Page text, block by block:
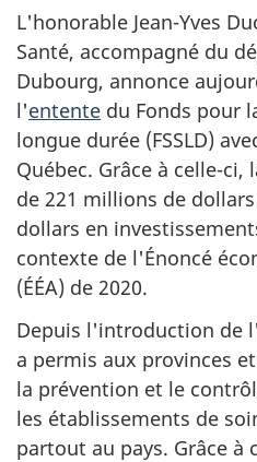
L'honorable Jean-Yves
Santé, accompagné du
Dubourg, annonce
l'entente du Fonds pour
longue durée (FSSLD)
Québec. Grâce à celle-
de 221 millions de
dollars en
contexte de l'Énoncé
(ÉÉA) de 2020.
Depuis l'introduction de
a permis aux provinces
la prévention et le
les établissements de
partout au pays. Grâce à